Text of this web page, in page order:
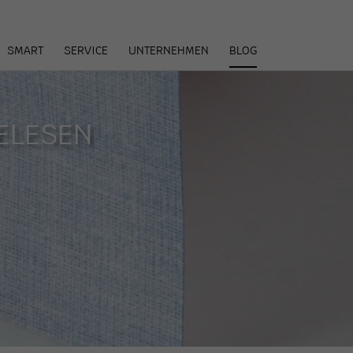
SMART SERVICE UNTERNEHMEN BLOG